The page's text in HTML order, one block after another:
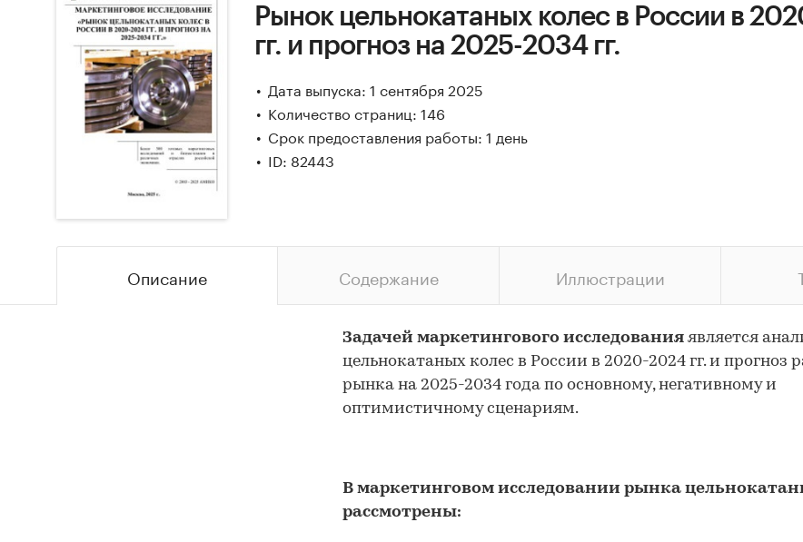
Рынок цельнокатаных колес в России в
гг. и прогноз на 2025-2034 гг.
Дата выпуска: 1 сентября 2025
Количество страниц: 146
Срок предоставления работы: 1 день
ID: 82443
Описание Содержание Иллюстрации
Задачей маркетингового исследования является
цельнокатаных колес в России в 2020-2024 гг. и прогноз
рынка на 2025-2034 года по основному, негативному и
оптимистичному сценариям.
В маркетинговом исследовании рынка
рассмотрены: